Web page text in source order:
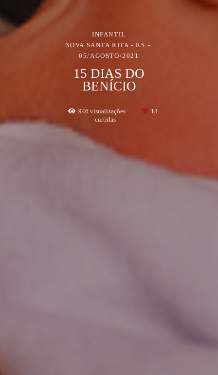
INFANTIL
NOVA SANTA RITA - RS
05/AGOSTO/2021
15 DIAS DO
BENÍCIO
946 visualizações
13
curtidas